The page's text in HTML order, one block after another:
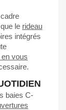
le rideau
intégrés
vous
baies C-